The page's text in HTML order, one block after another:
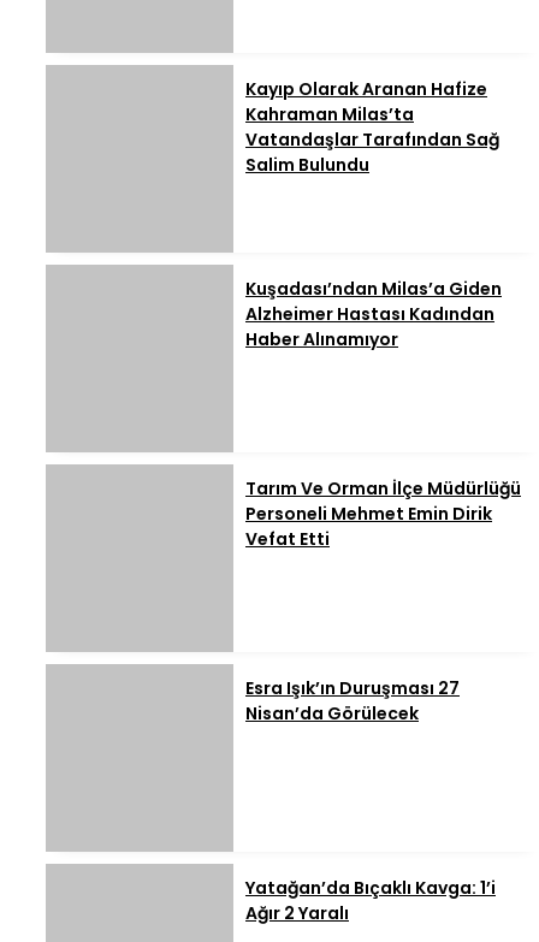
Kayıp Olarak Aranan Hafize
Kahraman Milas’ta
Vatandaşlar Tarafından Sağ
Salim Bulundu
Kuşadası’ndan Milas’a Giden
Alzheimer Hastası Kadından
Haber Alınamıyor
Tarım Ve Orman İlçe Müdürlüğü
Personeli Mehmet Emin Dirik
Vefat Etti
Esra Işık’ın Duruşması 27
Nisan’da Görülecek
Yatağan’da Bıçaklı Kavga: 1’i
Ağır 2 Yaralı